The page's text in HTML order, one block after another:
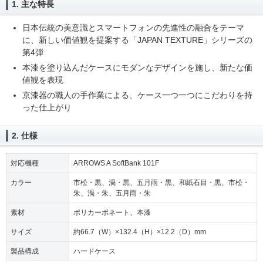
1. 主な特長
日本伝統の美意識とスマートフォンの先進性の融合をテーマ
に、新しい価値観を提案する「JAPAN TEXTURE」シリーズの
第4弾
本漆を塗り込んだケースにモダンなデザインを施し、新たな価
値観を表現
京漆器の職人の手作業による、ケース一つ一つにこだわりを持
った仕上がり
2. 仕様
対応機種 ARROWS A SoftBank 101F
カラー
市松・黒、渦・黒、五月雨・黒、和紙石目・黒、市松・
朱、渦・朱、五月雨・朱
素材 ポリカーボネート、本漆
サイズ 約66.7（W）×132.4（H）×12.2（D）mm
製品構成 ハードケース